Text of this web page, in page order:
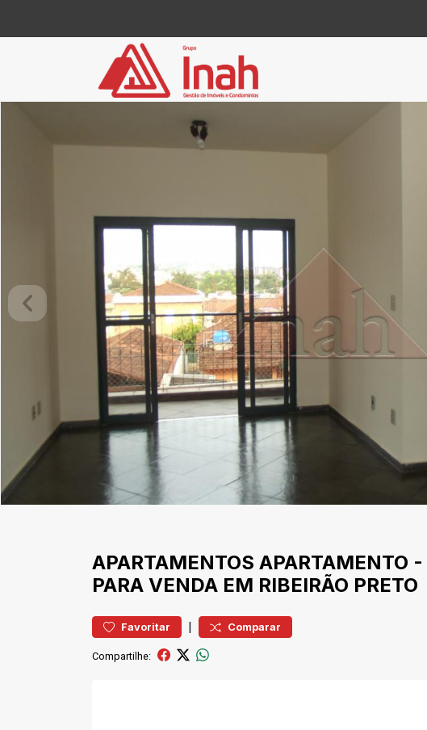
APARTAMENTOS APARTAMENTO -
PARA VENDA EM RIBEIRÃO PRETO
Favoritar | Comparar
Compartilhe: